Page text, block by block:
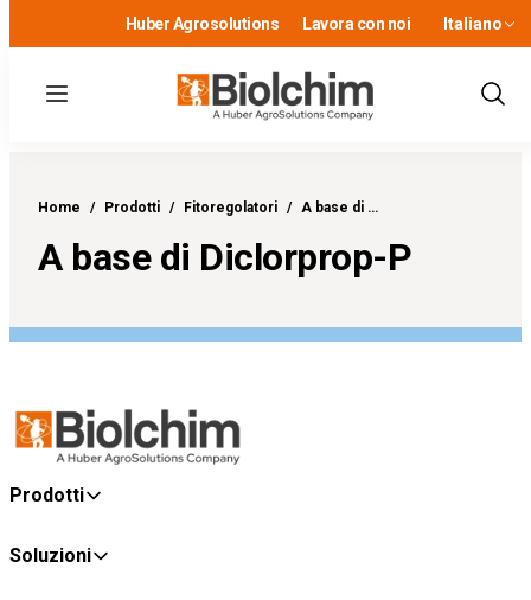
Huber Agrosolutions Lavora con noi Italiano
Menu
Show
Home / Prodotti / Fitoregolatori / A base di …
A base di Diclorprop-P
Prodotti
Soluzioni